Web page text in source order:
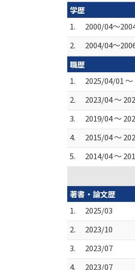
学歴
1.
2000/04～
2.
2004/04～
職歴
1.
2025/04/01 ～
2.
2023/04 ～
3.
2019/04 ～
4.
2015/04 ～
5.
2014/04 ～
著書・論文歴
1.
2025/03
2.
2023/10
3.
2023/07
4.
2023/07